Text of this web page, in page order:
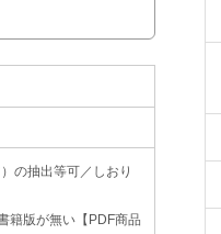
の抽出等可／しおり
籍版が無い【PDF商品